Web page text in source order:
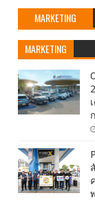
MARKETING
MARKETING